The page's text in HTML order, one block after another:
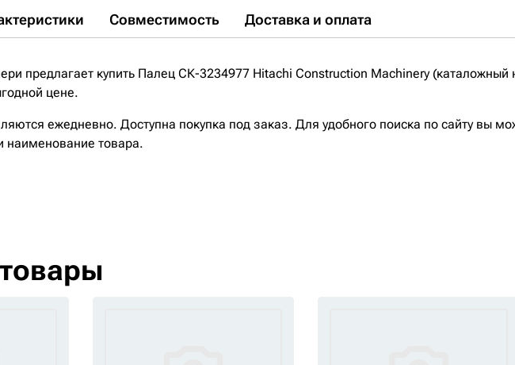
Совместимость Доставка и оплата
предлагает купить Палец СК-3234977 Hitachi Construction Machinery (каталожный
цене.
ежедневно. Доступна покупка под заказ. Для удобного поиска по сайту вы
наименование товара.